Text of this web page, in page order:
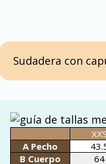
Sudadera con
XXS
A Pecho
B Cuerpo
64